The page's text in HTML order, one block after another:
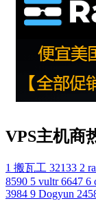
VPS主机商
1 搬瓦工 32133 2
8590 5 vultr 6647 6
3984 9 Dogyun